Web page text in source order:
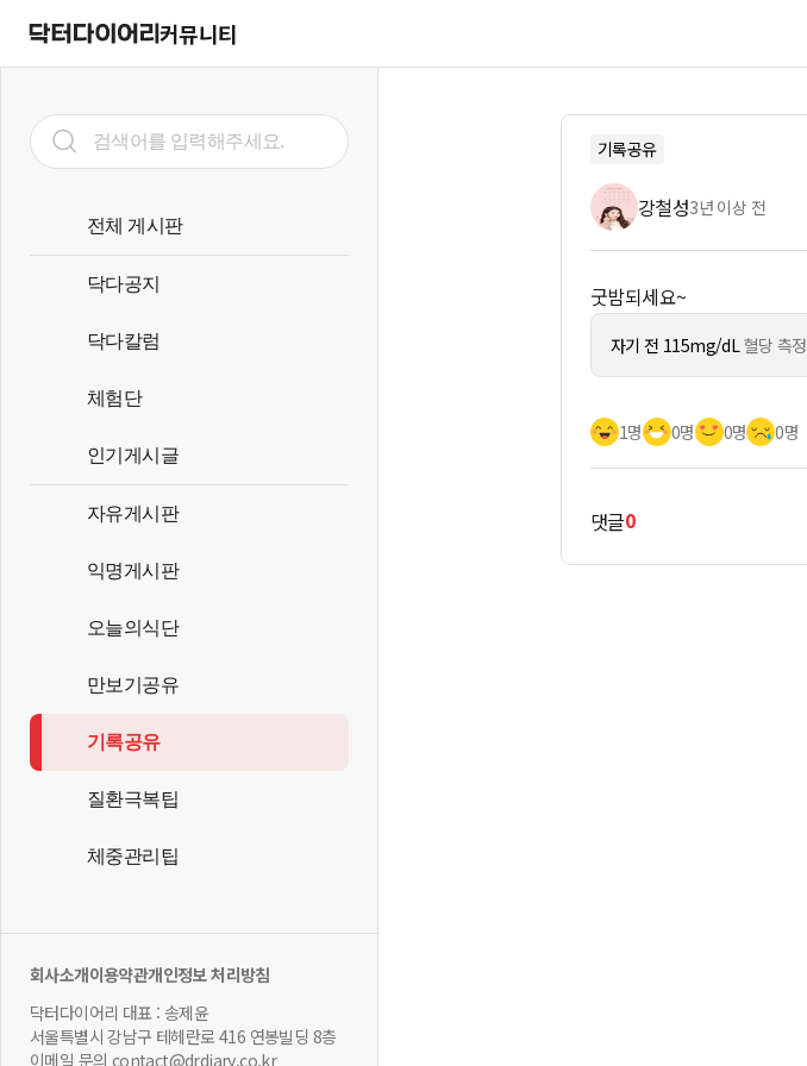
커뮤니티
전체 게시판
닥다공지
닥다칼럼
체험단
인기게시글
자유게시판
익명게시판
오늘의식단
만보기공유
기록공유
질환극복팁
체중관리팁
회사소개이용약관개인정보 처리방침
닥터다이어리 대표 : 송제윤
서울특별시 강남구 테헤란로 416 연봉빌딩 8층
이메일 문의 contact@drdiary.co.kr
기록공유
강철성3년 이상 전
굿밤되세요~
자기 전 115mg/dL혈당 측정
1명 0명 0명 0명
댓글0